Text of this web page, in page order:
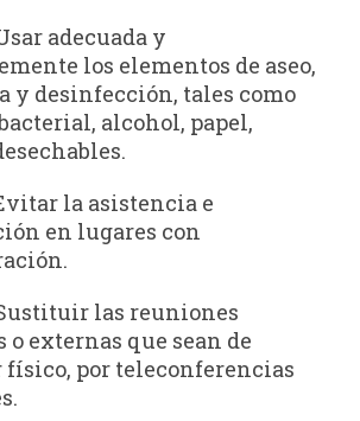
adecuada y
los elementos de aseo,
y desinfección, tales como
alcohol, papel,
Evitar la asistencia e
en lugares con
Sustituir las reuniones
externas que sean de
físico, por teleconferencias